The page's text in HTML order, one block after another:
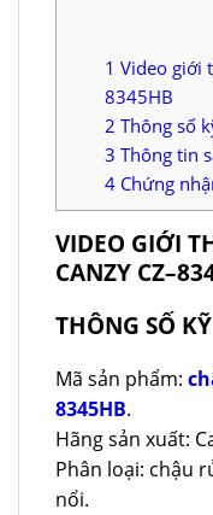
1 Video giới
8345HB
2 Thông số
3 Thông tin
4 Chứng
VIDEO GIỚI
CANZY
THÔNG SỐ
Mã sản phẩm:
8345HB.
Hãng sản xuất:
Phân loại: chậu
nổi.